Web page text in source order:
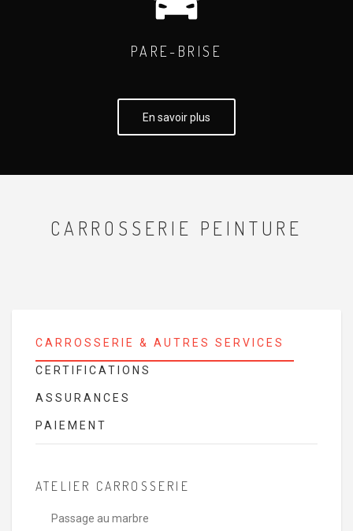
PARE-BRISE
En savoir plus
CARROSSERIE PEINTURE
CARROSSERIE & AUTRES SERVICES
CERTIFICATIONS
ASSURANCES
PAIEMENT
ATELIER CARROSSERIE
Passage au marbre